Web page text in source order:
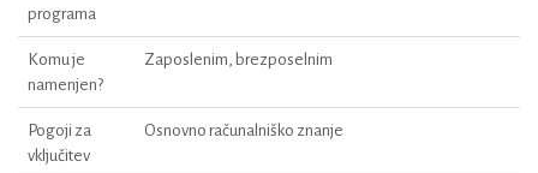
programa
Komu je
namenjen?
Zaposlenim, brezposelnim
Pogoji za
vključitev
Osnovno računalniško znanje